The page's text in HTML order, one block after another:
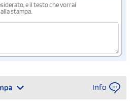
e il testo che vorrai
stampa.
Info